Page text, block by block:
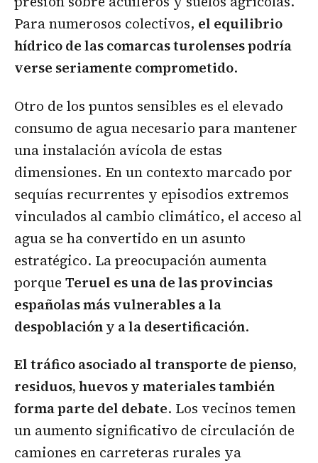
Para numerosos colectivos, el equilibrio
hídrico de las comarcas turolenses podría
verse seriamente comprometido.
Otro de los puntos sensibles es el elevado
consumo de agua necesario para mantener
una instalación avícola de estas
dimensiones. En un contexto marcado por
sequías recurrentes y episodios extremos
vinculados al cambio climático, el acceso al
agua se ha convertido en un asunto
estratégico. La preocupación aumenta
porque Teruel es una de las provincias
españolas más vulnerables a la
despoblación y a la desertificación.
El tráfico asociado al transporte de pienso,
residuos, huevos y materiales también
forma parte del debate. Los vecinos temen
un aumento significativo de circulación de
camiones en carreteras rurales ya